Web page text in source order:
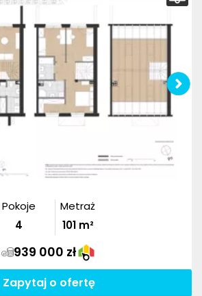
Pokoje
4
Metraż
101m²
939 000 zł
Zapytaj o ofertę